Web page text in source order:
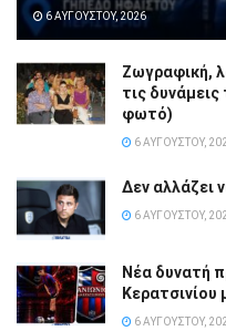
6 ΑΥΓΟΎΣΤΟΥ, 2026
Ζωγραφική,
τις
φωτό)
6 ΑΥΓΟΎΣΤΟΥ,
Δεν αλλάζει
6 ΑΥΓΟΎΣΤΟΥ,
Νέα δυνατή
Κερατσινίου
6 ΑΥΓΟΎΣΤΟΥ,